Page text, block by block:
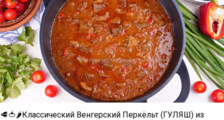
🥩🍅🌶️Классический Венгерский Перкёльт (ГУЛЯШ) из